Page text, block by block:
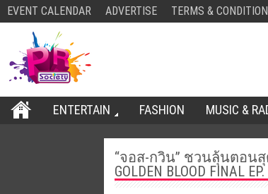
EVENT CALENDAR ADVERTISE TERMS & CONDITION
ENTERTAIN FASHION MUSIC &
“จอส-กวิน” ชวนลุ้นตอน
GOLDEN BLOOD FINAL